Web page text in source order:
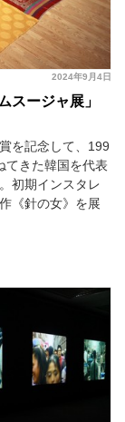
2024年9月4日
スージャ展」
を記念して、199
てきた韓国を代表
初期インスタレ
《針の女》を展